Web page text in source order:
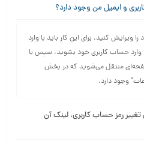
و ایمیل من وجود دارد؟
کنید. برای این کار باید با وارد
وارد حساب کاربری خود بشوید، سپس با
منتقل می‏‌شوید که در بخش
وجود دارد.
رمز حساب کاربری، لینک آن